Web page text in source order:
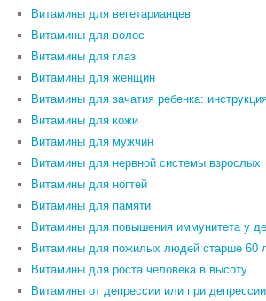
Витамины для вегетарианцев
Витамины для волос
Витамины для глаз
Витамины для женщин
Витамины для зачатия ребенка:
Витамины для кожи
Витамины для мужчин
Витамины для нервной системы взрослых
Витамины для ногтей
Витамины для памяти
Витамины для повышения иммунитета у
Витамины для пожилых людей старше 60
Витамины для роста человека в высоту
Витамины от депрессии или при депрессии